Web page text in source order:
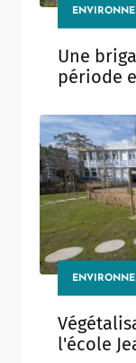
Une
période
l'école